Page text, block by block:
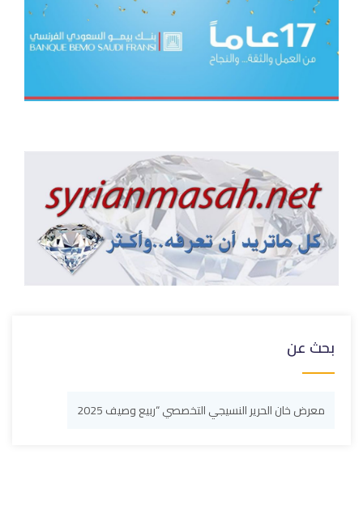
بحث عن
معرض خان الحرير النسيجي التخصصي “ربيع وصيف 2025